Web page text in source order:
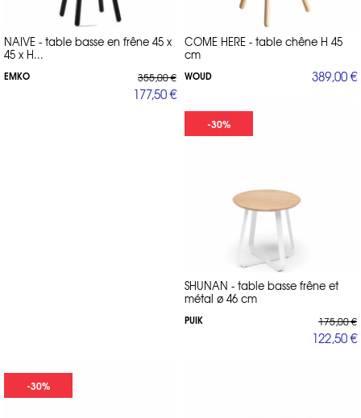
NAIVE - table basse en frêne 45 x
45 x H...
EMKO 355,00 €
177,50 €
COME HERE - table chêne H 45
cm
WOUD 389,00 €
-30%
SHUNAN - table basse frêne et
métal ø 46 cm
PUIK 175,00 €
122,50 €
-30%